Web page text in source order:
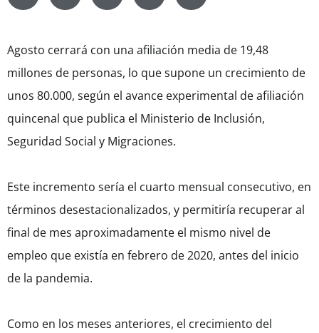
Agosto cerrará con una afiliación media de 19,48
millones de personas, lo que supone un crecimiento de
unos 80.000, según el avance experimental de afiliación
quincenal que publica el Ministerio de Inclusión,
Seguridad Social y Migraciones.
Este incremento sería el cuarto mensual consecutivo, en
términos desestacionalizados, y permitiría recuperar al
final de mes aproximadamente el mismo nivel de
empleo que existía en febrero de 2020, antes del inicio
de la pandemia.
Como en los meses anteriores, el crecimiento del